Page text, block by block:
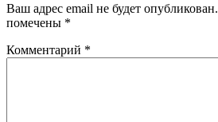
Ваш адрес email не будет опубликован.
помечены *
Комментарий *